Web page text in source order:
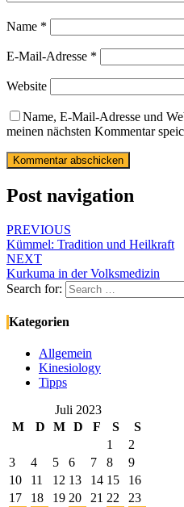
Name *
E-Mail-Adresse *
Website
Name, E-Mail-Adresse und
meinen nächsten Kommentar
Post navigation
PREVIOUS
Kümmel: Tradition und Heilkraft
NEXT
Kurkuma in der Volksmedizin
Search for:
Kategorien
Allgemein
Kinesiology
Tipps
Juli 2023
M
D M D F S S
1
2
3
4 5 6 7 8
9
10
11 12 13 14 15
16
17
18 19 20 21 22
23